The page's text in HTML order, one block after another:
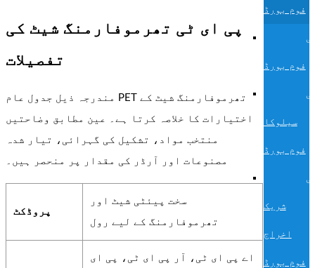
فوم بورڈ
فوم بورڈ
سیلوکا
فوم بورڈ
شریک
اخراج
فوم بورڈ
پی ای ٹی تھرموفارمنگ شیٹ کی
تفصیلات
مندرجہ ذیل جدول عام PET تھرموفارمنگ شیٹ کے
اختیارات کا خلاصہ کرتا ہے۔ عین مطابق وضاحتیں
منتخب مواد، تشکیل کی گہرائی، تیار شدہ
مصنوعات اور آرڈر کی مقدار پر منحصر ہیں۔
پروڈکٹ
سخت پیئٹی شیٹ اور
تھرموفارمنگ کے لیے رول
اے پی ای ٹی، آر پی ای ٹی، پی ای